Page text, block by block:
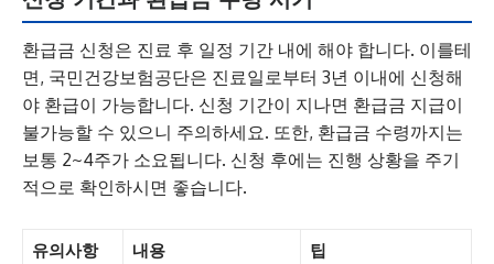
환급금 신청은 진료 후 일정 기간 내에 해야 합니다. 이를테
면, 국민건강보험공단은 진료일로부터 3년 이내에 신청해
야 환급이 가능합니다. 신청 기간이 지나면 환급금 지급이
불가능할 수 있으니 주의하세요. 또한, 환급금 수령까지는
보통 2~4주가 소요됩니다. 신청 후에는 진행 상황을 주기
적으로 확인하시면 좋습니다.
유의사항 내용 팁